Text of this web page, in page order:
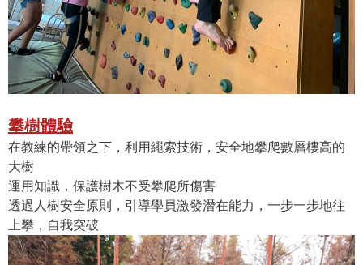
攀樹體驗
在教練的帶領之下，利用繩索技術，安全地攀爬數層樓高的
大樹
運用知識，保護樹木不受攀爬所傷害
透過人樹安全原則，引導學員激發潛在能力，一步一步地往
上攀，自我突破